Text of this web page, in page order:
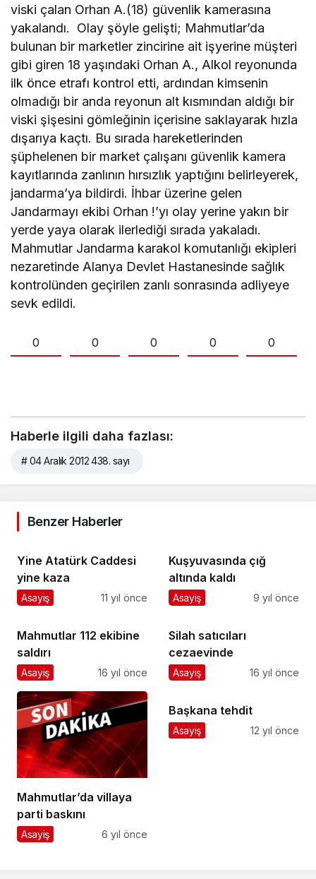
viski çalan Orhan A.(18) güvenlik kamerasına
yakalandı. Olay şöyle gelişti; Mahmutlar’da
bulunan bir marketler zincirine ait işyerine müşteri
gibi giren 18 yaşındaki Orhan A., Alkol reyonunda
ilk önce etrafı kontrol etti, ardından kimsenin
olmadığı bir anda reyonun alt kısmından aldığı bir
viski şişesini gömleğinin içerisine saklayarak hızla
dışarıya kaçtı. Bu sırada hareketlerinden
şüphelenen bir market çalışanı güvenlik kamera
kayıtlarında zanlının hırsızlık yaptığını belirleyerek,
jandarma’ya bildirdi. İhbar üzerine gelen
Jandarmayı ekibi Orhan !’yı olay yerine yakın bir
yerde yaya olarak ilerlediği sırada yakaladı.
Mahmutlar Jandarma karakol komutanlığı ekipleri
nezaretinde Alanya Devlet Hastanesinde sağlık
kontrolünden geçirilen zanlı sonrasında adliyeye
sevk edildi.
0 0 0 0 0
Haberle ilgili daha fazlası:
# 04 Aralık 2012 438. sayı
Benzer Haberler
Yine Atatürk Caddesi
yine kaza
Asayiş 11 yıl önce
Kuşyuvasında çığ
altında kaldı
Asayiş 9 yıl önce
Mahmutlar 112 ekibine
saldırı
Asayiş 16 yıl önce
Silah satıcıları
cezaevinde
Asayiş 16 yıl önce
Mahmutlar’da villaya
parti baskını
Asayiş 6 yıl önce
Başkana tehdit
Asayiş 12 yıl önce